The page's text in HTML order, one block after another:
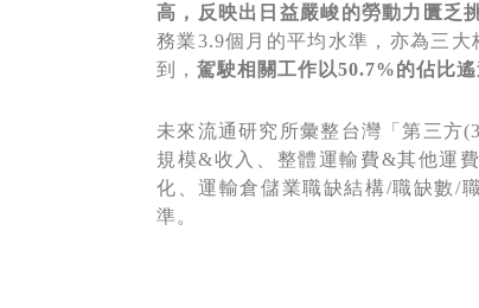
高，反映出日益嚴峻的勞動力匱乏
務業3.9個月的平均水準，亦為三
到， 駕駛相關工作以50.7%的佔比
未來流通研究所彙整台灣「第三方
規模&收入、整體運輸費&其他運
化、運輸倉儲業職缺結構/職缺數/
準。